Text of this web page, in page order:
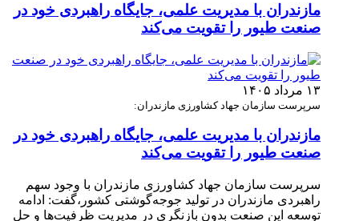
مازندران با مدیریت علمی، جایگاه راهبردی خود در
صنعت طیور را تقویت می‌کند
۱۳ مرداد ۱۴۰۵
سرپرست سازمان جهاد کشاورزی مازندران:
مازندران با مدیریت علمی، جایگاه راهبردی خود در
صنعت طیور را تقویت می‌کند
سرپرست سازمان جهاد کشاورزی مازندران با وجود سهم
راهبردی مازندران در تولید جوجه‌گوشتی کشور،گفت: ادامه
توسعه این صنعت بدون بازنگری در مدیریت ظرفیت‌ها و حل